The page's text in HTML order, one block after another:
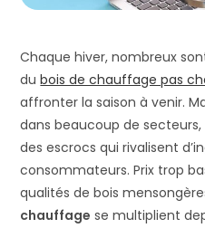
Chaque hiver, nombreux
dubois de chauffage pas
affronter la saison à venir.
dans beaucoup de
des escrocs qui rivalisent
consommateurs​. Prix trop
qualités de bois
chauffage se multiplient